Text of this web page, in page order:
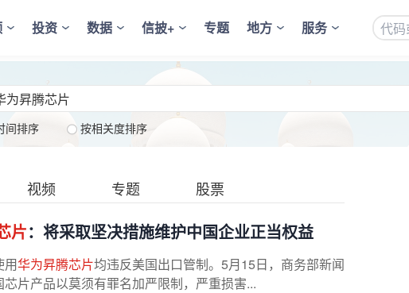
投资 数据 信披+ 专题 地方 服务
间排序 按相关度排序
视频 专题 股票
片：将采取坚决措施维护中国企业正当权益
用华为昇腾芯片均违反美国出口管制。5月15日，商务部新闻
片产品以莫须有罪名加严限制，严重损害...